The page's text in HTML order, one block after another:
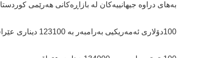
بەھای دراوە جیھانییەکان لە بازاڕەکانی ھەرێمی
100دۆلاری ئەمەریکیی بەرامبەر بە 123100 دیناری عێراقیی